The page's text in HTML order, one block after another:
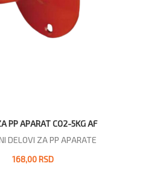
PP APARAT CO2-5KG AF
DELOVI ZA PP APARATE
168,00 RSD